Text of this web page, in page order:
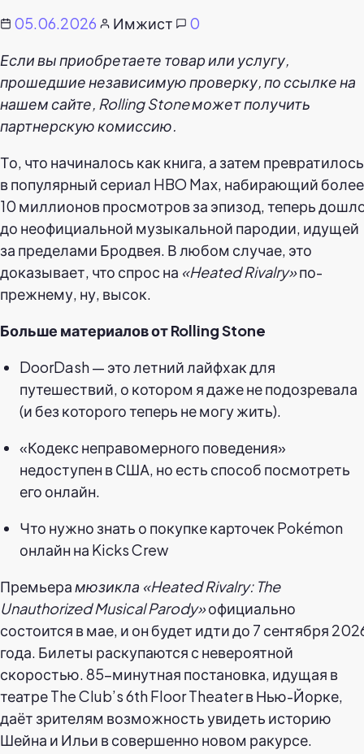
05.06.2026 Имжист
0
Если вы приобретаете товар или услугу,
прошедшие независимую проверку, по ссылке на
нашем сайте, Rolling Stone может получить
партнерскую комиссию.
То, что начиналось как книга, а затем превратилось
в популярный сериал HBO Max, набирающий более
10 миллионов просмотров за эпизод, теперь
до неофициальной музыкальной пародии, идущей
за пределами Бродвея. В любом случае, это
доказывает, что спрос на «Heated Rivalry»по-
прежнему, ну, высок.
Больше материалов от Rolling Stone
DoorDash — это летний лайфхак для
путешествий, о котором я даже не подозревала
(и без которого теперь не могу жить).
«Кодекс неправомерного поведения»
недоступен в США, но есть способ посмотреть
его онлайн.
Что нужно знать о покупке карточек Pokémon
онлайн на Kicks Crew
Премьерамюзикла «Heated Rivalry: The
Unauthorized Musical Parody»официально
состоится в мае, и он будет идти до 7 сентября
года. Билеты раскупаются с невероятной
скоростью. 85-минутная постановка, идущая в
театре The Club’s 6th Floor Theater в Нью-Йорке,
даёт зрителям возможность увидеть историю
Шейна и Ильи в совершенно новом ракурсе.